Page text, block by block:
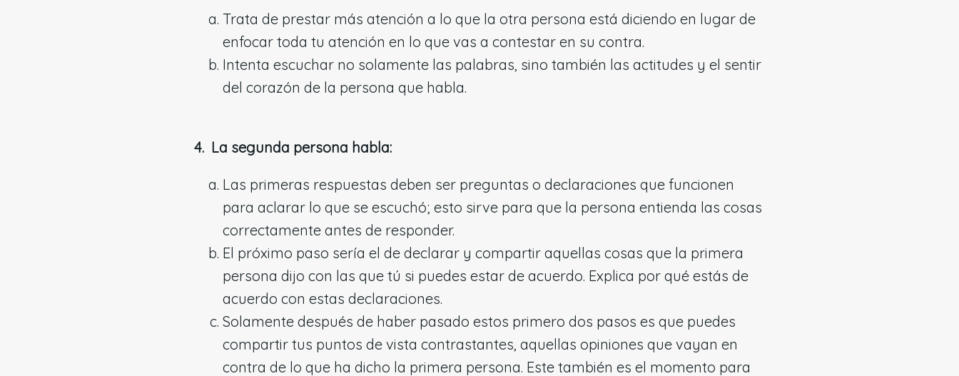
Trata de prestar más atención a lo que la otra persona está diciendo en lugar de
enfocar toda tu atención en lo que vas a contestar en su contra.
Intenta escuchar no solamente las palabras, sino también las actitudes y el sentir
del corazón de la persona que habla.
4. La segunda persona habla:
Las primeras respuestas deben ser preguntas o declaraciones que funcionen
para aclarar lo que se escuchó; esto sirve para que la persona entienda las cosas
correctamente antes de responder.
El próximo paso sería el de declarar y compartir aquellas cosas que la primera
persona dijo con las que tú si puedes estar de acuerdo. Explica por qué estás de
acuerdo con estas declaraciones.
Solamente después de haber pasado estos primero dos pasos es que puedes
compartir tus puntos de vista contrastantes, aquellas opiniones que vayan en
contra de lo que ha dicho la primera persona. Este también es el momento para